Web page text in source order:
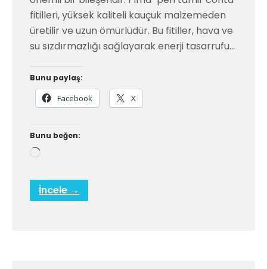
fitilleri, yüksek kaliteli kauçuk malzemeden
üretilir ve uzun ömürlüdür. Bu fitiller, hava ve
su sızdırmazlığı sağlayarak enerji tasarrufu…
Bunu paylaş:
Facebook X
Bunu beğen:
Yükleniyor...
İncele →